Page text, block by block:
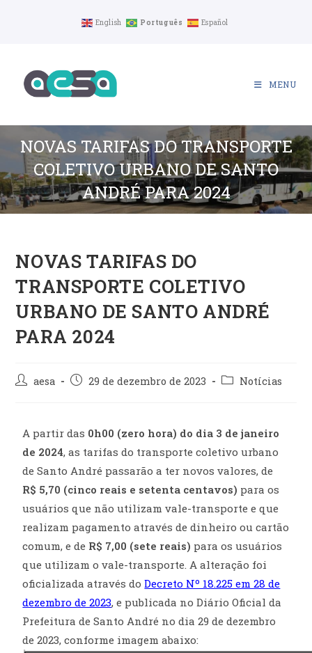
English Português Español
MENU
NOVAS TARIFAS DO TRANSPORTE
COLETIVO URBANO DE SANTO
ANDRÉ PARA 2024
NOVAS TARIFAS DO
TRANSPORTE COLETIVO
URBANO DE SANTO ANDRÉ
PARA 2024
Autoraesa
Post29 de dezembro de 2023
Categoria
Notícias
A partir das 0h00 (zero hora) do dia 3 de janeiro
de 2024, as tarifas do transporte coletivo urbano
de Santo André passarão a ter novos valores, de
R$ 5,70 (cinco reais e setenta centavos) para os
usuários que não utilizam vale-transporte e que
realizam pagamento através de dinheiro ou cartão
comum, e de R$ 7,00 (sete reais) para os usuários
que utilizam o vale-transporte. A alteração foi
oficializada através doDecreto Nº 18.225 em 28 de
dezembro de 2023, e publicada no Diário Oficial da
Prefeitura de Santo André no dia 29 de dezembro
de 2023, conforme imagem abaixo: